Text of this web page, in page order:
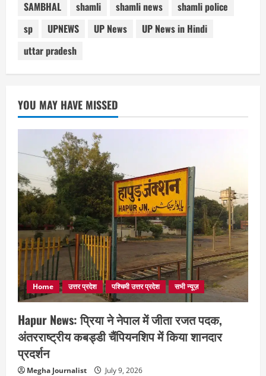
SAMBHAL
shamli shamli news
shamli police
sp
UPNEWS UP News
UP News in Hindi
uttar pradesh
YOU MAY HAVE MISSED
Home उत्तर प्रदेश पश्चिमी उत्तर प्रदेश सभी न्यूज़
Hapur News: प्रिया ने नेपाल में जीता रजत पदक,
अंतरराष्ट्रीय कबड्डी चैंपियनशिप में किया शानदार
प्रदर्शन
Megha Journalist July 9, 2026